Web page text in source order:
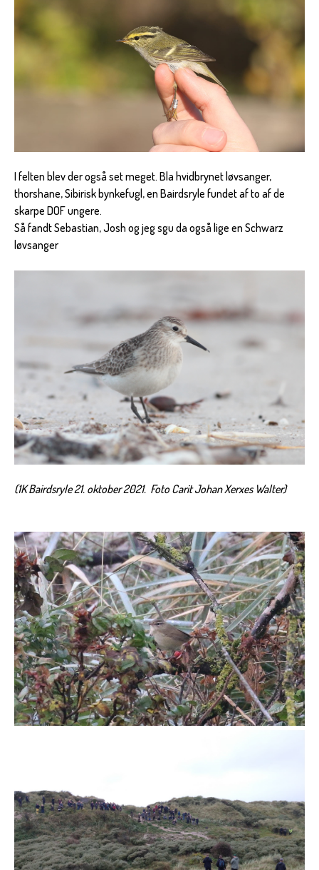
I felten blev der også set meget. Bla hvidbrynet løvsanger,
thorshane, Sibirisk bynkefugl, en Bairdsryle fundet af to af de
skarpe DOF ungere.
Så fandt Sebastian, Josh og jeg sgu da også lige en Schwarz
løvsanger
(1K Bairdsryle 21. oktober 2021. Foto Carit Johan Xerxes Walter)